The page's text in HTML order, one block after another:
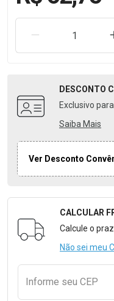
REMOVER UMA
DESCONTO
Exclusivo
Saiba Mais
Ver Desconto
Formulário para
CALCULAR
Calcule o
Não sei meu
Informe seu CEP